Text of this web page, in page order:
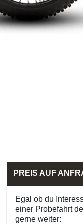
PREIS AUF
Egal ob du
einer Probefahrt
gerne weiter: